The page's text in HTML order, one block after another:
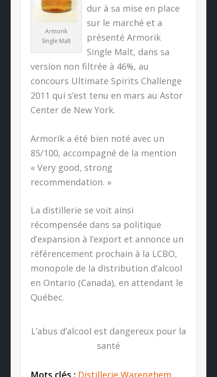
Armorik
Single Malt
dur à sa mise en place
sur le marché et a
présenté Armorik
Single Malt, dans sa
version non filtrée à 46%, au
concours Ultimate Spirits Challenge
2011 qui s’est tenu en mars au Astor
Center de New York.
Armorik a été bien noté avec un
85/100, accompagné de la mention
« Very good, strong
recommendation. »
La distillerie se voit ainsi
récompensée dans sa politique
d’expansion à l’export et annonce un
référencement prochain à la LCBO,
monopole de la distribution d’alcool
en Ontario (Canada), en attendant le
Québec.
L’abus d’alcool est dangereux pour la
santé